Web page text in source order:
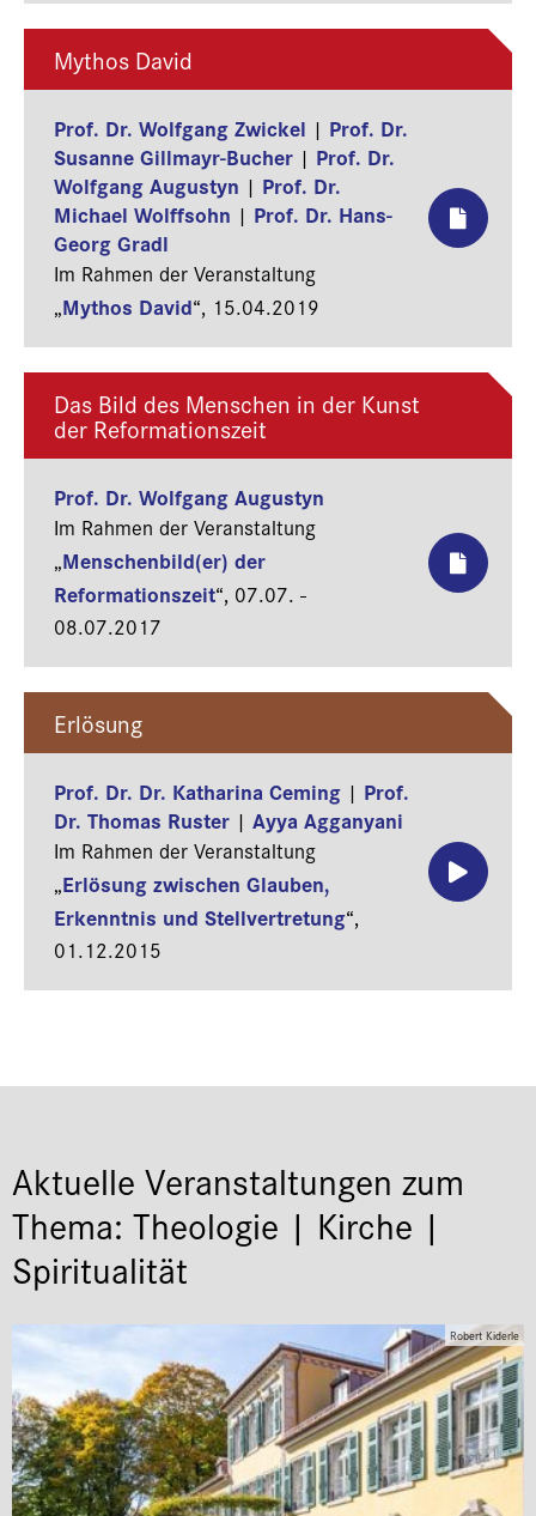
Mythos David
Prof. Dr. Wolfgang Zwickel | Prof. Dr.
Susanne Gillmayr-Bucher | Prof. Dr.
Wolfgang Augustyn | Prof. Dr.
Michael Wolffsohn | Prof. Dr. Hans-
Georg Gradl
Im Rahmen der Veranstaltung
„Mythos David“, 15.04.2019
Das Bild des Menschen in der Kunst
der Reformationszeit
Prof. Dr. Wolfgang Augustyn
Im Rahmen der Veranstaltung
„Menschenbild(er) der
Reformationszeit“, 07.07. -
08.07.2017
Erlösung
Prof. Dr. Dr. Katharina Ceming | Prof.
Dr. Thomas Ruster | Ayya Agganyani
Im Rahmen der Veranstaltung
„Erlösung zwischen Glauben,
Erkenntnis und Stellvertretung“,
01.12.2015
Aktuelle Veranstaltungen zum
Thema: Theologie | Kirche |
Spiritualität
Robert Kiderle